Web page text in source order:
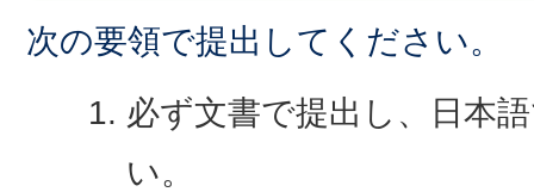
次の要領で提出してください。
必ず文書で提出し、日本
い。